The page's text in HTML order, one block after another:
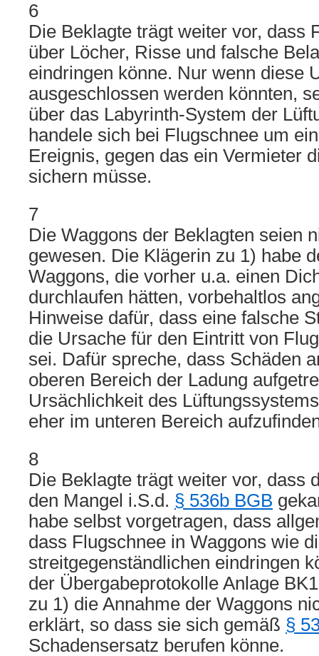
6
Die Beklagte trägt weiter vor, dass
über Löcher, Risse und falsche
eindringen könne. Nur wenn diese
ausgeschlossen werden könnten,
über das Labyrinth-System der
handele sich bei Flugschnee um
Ereignis, gegen das ein Vermieter
sichern müsse.
7
Die Waggons der Beklagten seien
gewesen. Die Klägerin zu 1) habe
Waggons, die vorher u.a. einen
durchlaufen hätten, vorbehaltlos
Hinweise dafür, dass eine falsche
die Ursache für den Eintritt von
sei. Dafür spreche, dass Schäden
oberen Bereich der Ladung
Ursächlichkeit des
eher im unteren Bereich
8
Die Beklagte trägt weiter vor, dass
den Mangel i.S.d. § 536b BGB
habe selbst vorgetragen, dass
dass Flugschnee in Waggons wie
streitgegenständlichen eindringen
der Übergabeprotokolle Anlage
zu 1) die Annahme der Waggons
erklärt, so dass sie sich gemäß §
Schadensersatz berufen könne.